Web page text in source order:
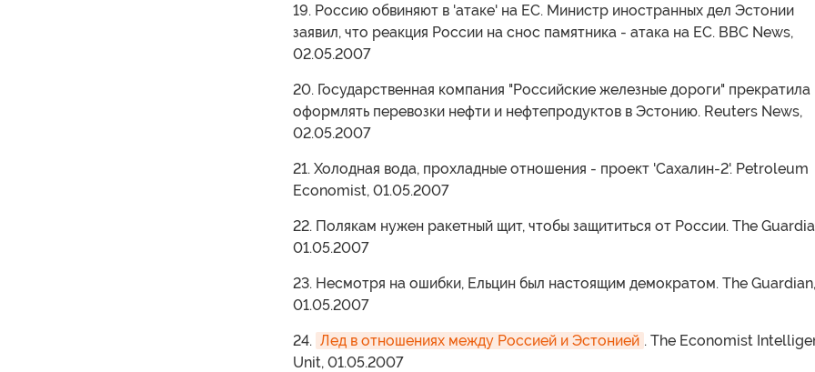
19. Россию обвиняют в 'атаке' на ЕС. Министр иностранных дел Эстонии
заявил, что реакция России на снос памятника - атака на ЕС. BBC News,
02.05.2007
20. Государственная компания "Российские железные дороги" прекратила
оформлять перевозки нефти и нефтепродуктов в Эстонию. Reuters News,
02.05.2007
21. Холодная вода, прохладные отношения - проект 'Сахалин-2'. Petroleum
Economist, 01.05.2007
22. Полякам нужен ракетный щит, чтобы защититься от России. The
01.05.2007
23. Несмотря на ошибки, Ельцин был настоящим демократом. The Guardian,
01.05.2007
24. Лед в отношениях между Россией и Эстонией . The Economist
Unit, 01.05.2007